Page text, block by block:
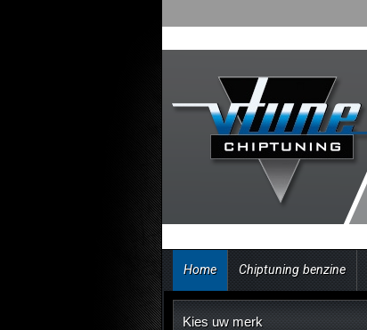
Home Chiptuning benzine
Kies uw merk